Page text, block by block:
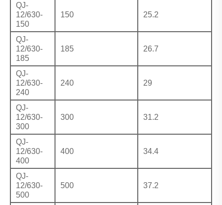
QJ-
12/630-
150
150 25.2
QJ-
12/630-
185
185 26.7
QJ-
12/630-
240
240 29
QJ-
12/630-
300
300 31.2
QJ-
12/630-
400
400 34.4
QJ-
12/630-
500
500 37.2